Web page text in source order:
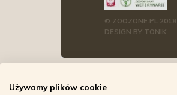
© ZOOZONE.PL 2018
DESIGN BY TONIK
Używamy plików cookie